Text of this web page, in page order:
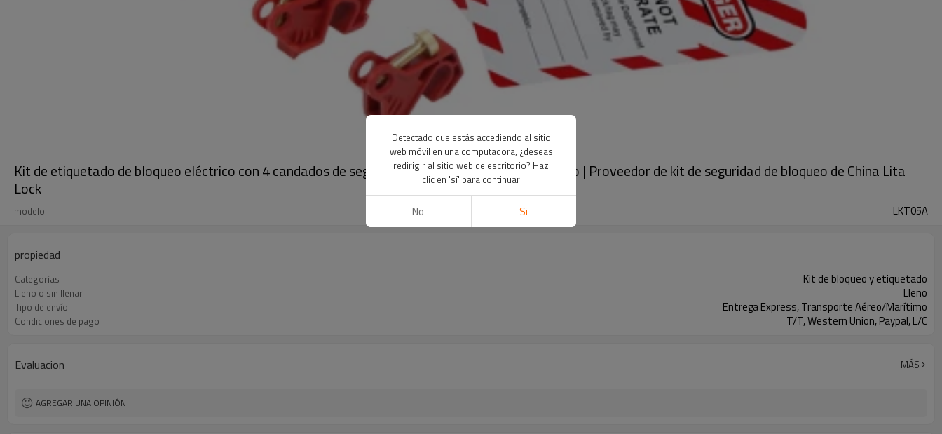
Kit de etiquetado de bloqueo eléctrico con 4 candados de seguridad de nailon en bolsa de bloqueo | Proveedor de kit de seguridad de bloqueo de China Lita
Lock
modelo LKT05A
propiedad
Categorías Kit de bloqueo y etiquetado
Lleno o sin llenar Lleno
Tipo de envío Entrega Express, Transporte Aéreo/Marítimo
Condiciones de pago T/T, Western Union, Paypal, L/C
Evaluacion MÁS
AGREGAR UNA OPINIÓN
Detectado que estás accediendo al sitio
web móvil en una computadora, ¿deseas
redirigir al sitio web de escritorio? Haz
clic en 'sí' para continuar
No Si